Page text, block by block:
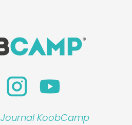
Journal KoobCamp